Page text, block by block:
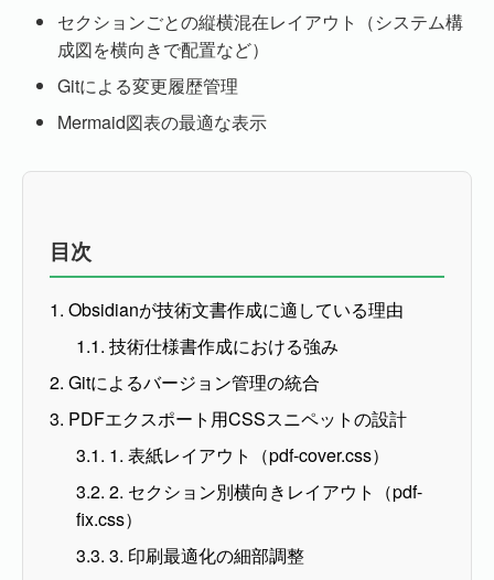
セクションごとの縦横混在レイアウト（システム構
成図を横向きで配置など）
Gitによる変更履歴管理
Mermaid図表の最適な表示
目次
1. Obsidianが技術文書作成に適している理由
1.1. 技術仕様書作成における強み
2. Gitによるバージョン管理の統合
3. PDFエクスポート用CSSスニペットの設計
3.1. 1. 表紙レイアウト（pdf-cover.css）
3.2. 2. セクション別横向きレイアウト（pdf-
fix.css）
3.3. 3. 印刷最適化の細部調整